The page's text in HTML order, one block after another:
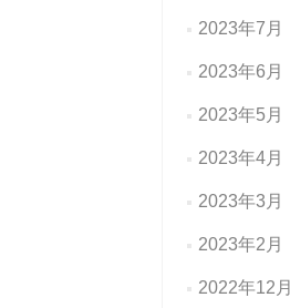
2023年7月
2023年6月
2023年5月
2023年4月
2023年3月
2023年2月
2022年12月